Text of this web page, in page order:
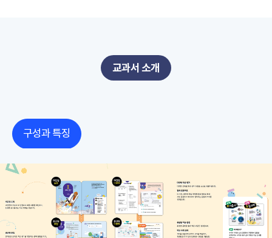
교과서 소개
구성과 특징